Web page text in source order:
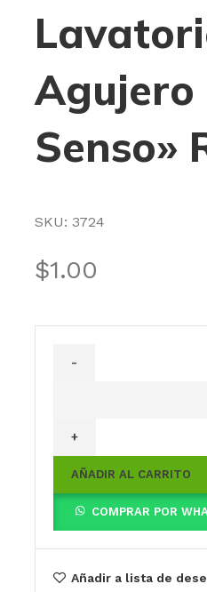
Agujero
Senso»
SKU: 3724
$1.00
Agujero
"Dama
Senso"
Roca
AÑADIR AL CARRITO
COMPRAR POR
Añadir a lista de